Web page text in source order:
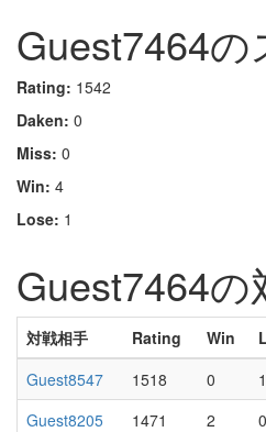
Guest7464の
Rating: 1542
Daken: 0
Miss: 0
Win: 4
Lose: 1
Guest7464の
対戦相手 Rating Win
Guest8547
1518 0 1
Guest8205
1471 2 0